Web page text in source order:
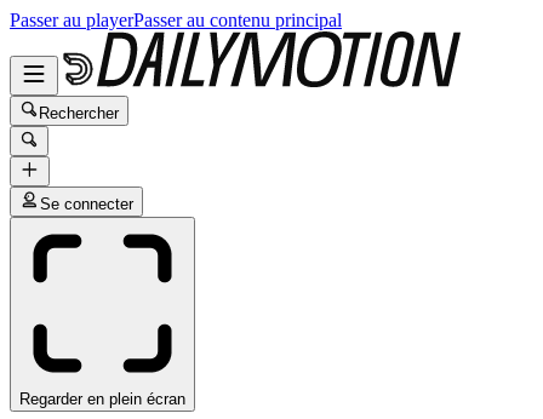
Passer au playerPasser au contenu principal
Rechercher
Se connecter
Regarder en plein écran